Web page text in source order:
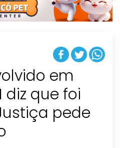
o
n
em
diz que foi
pede